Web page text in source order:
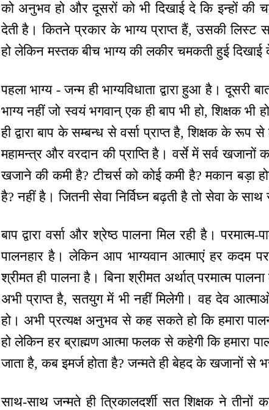
को अनुभव हो और दूसरों को भी दिखाई दे कि इन्हों की
देती है। कितने प्रकार के भाग्य प्राप्त हैं, उसकी लिस्ट
हो लेकिन मस्तक बीच भाग्य की लकीर चमकती हुई दिखाई
पहला भाग्य - जन्म ही भाग्यविधाता द्वारा हुआ है। दूसरी
भाग्य नहीं जो स्वयं भगवान् एक ही बाप भी हो, शिक्षक
ही द्वारा बाप के सम्बन्ध से वर्सा प्राप्त है, शिक्षक के
महामन्‍त्र और वरदान की प्राप्ति है। वर्से में सर्व
खजाने की कमी है? टीचर्स को कोई कमी है? मकान बड़ा
है? नहीं है। जितनी सेवा निर्विघ्न बढ़ती है तो सेवा के
बाप द्वारा वर्सा और श्रेष्ठ पालना मिल रही है।
पालनहार है। लेकिन आप भाग्यवान आत्माएं हर कदम
श्रीमत ही पालना है। बिना श्रीमत अर्थात् परमात्म
अभी प्राप्त है, सतयुग में भी नहीं मिलेगी। वह देव
हो। अभी प्रत्यक्ष अनुभव से कह सकते हो कि हमारा
हो लेकिन हर ब्राह्मण आत्मा फलक से कहेगी कि हमारा
जाता है, कब इमर्ज होता है? जन्मते ही बेहद के खजानों से
साथ-साथ जन्मते ही त्रिकालदर्शी सत शिक्षक ने तीनों